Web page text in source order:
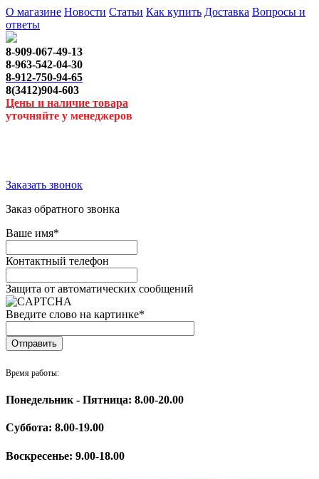
О магазине Новости Статьи Как купить Доставка Вопросы и
ответы
8-909-067-49-13
8-963-542-04-30
8-912-750-94-65
8(3412)904-603
Цены и наличие товара
уточняйте у менеджеров
Заказать звонок
Заказ обратного звонка
Ваше имя*
Контактный телефон
Защита от автоматических сообщений
Введите слово на картинке*
Время работы:
Понедельник - Пятница: 8.00-20.00
Суббота: 8.00-19.00
Воскресенье: 9.00-18.00